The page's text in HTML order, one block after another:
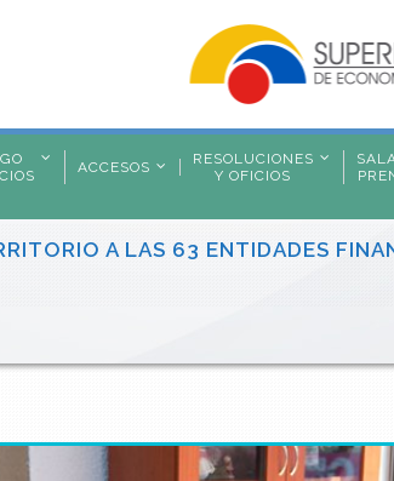
ACCESOS
RESOLUCIONES
Y OFICIOS
A LAS 63 ENTIDADES